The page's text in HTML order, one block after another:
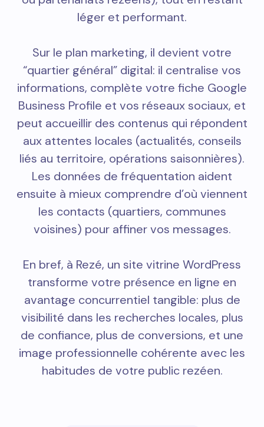
léger et performant.
Sur le plan marketing, il devient votre
“quartier général” digital: il centralise vos
informations, complète votre fiche Google
Business Profile et vos réseaux sociaux, et
peut accueillir des contenus qui répondent
aux attentes locales (actualités, conseils
liés au territoire, opérations saisonnières).
Les données de fréquentation aident
ensuite à mieux comprendre d’où viennent
les contacts (quartiers, communes
voisines) pour affiner vos messages.
En bref, à Rezé, un site vitrine WordPress
transforme votre présence en ligne en
avantage concurrentiel tangible: plus de
visibilité dans les recherches locales, plus
de confiance, plus de conversions, et une
image professionnelle cohérente avec les
habitudes de votre public rezéen.